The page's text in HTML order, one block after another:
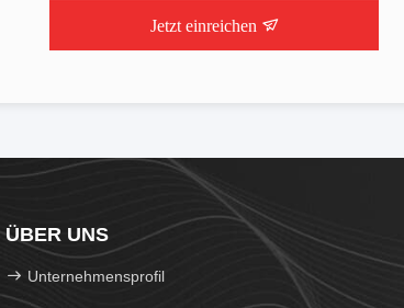
Jetzt einreichen
ÜBER UNS
Unternehmensprofil